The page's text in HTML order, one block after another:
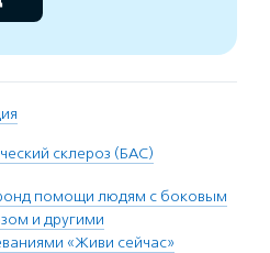
склероз (БАС)
помощи людям с боковым
и другими
«Живи сейчас»